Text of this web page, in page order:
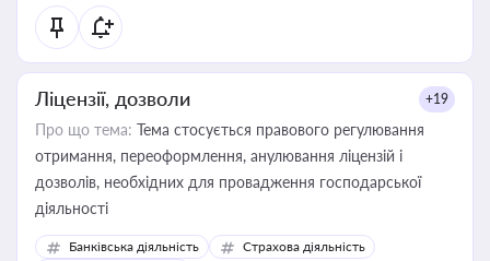
Ліцензії, дозволи +19
Про що тема: Тема стосується правового регулювання
отримання, переоформлення, анулювання ліцензій і
дозволів, необхідних для провадження господарської
діяльності
Банківська діяльність
Страхова діяльність